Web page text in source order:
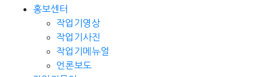
홍보센터
작업기영상
작업기사진
작업기메뉴얼
언론보도